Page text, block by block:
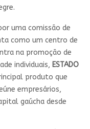
uma comissão de
como um centro de
na promoção de
individuais, ESTADO
produto que
empresários,
gaúcha desde